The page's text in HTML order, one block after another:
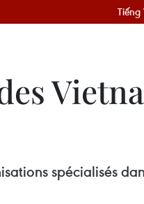
Tiếng
spécialisés